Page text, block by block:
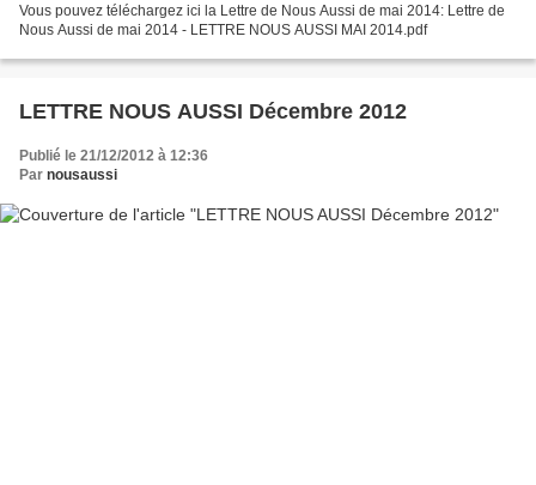
Vous pouvez téléchargez ici la Lettre de Nous Aussi de mai 2014: Lettre de
Nous Aussi de mai 2014 - LETTRE NOUS AUSSI MAI 2014.pdf
LETTRE NOUS AUSSI Décembre 2012
Publié le 21/12/2012 à 12:36
Par nousaussi